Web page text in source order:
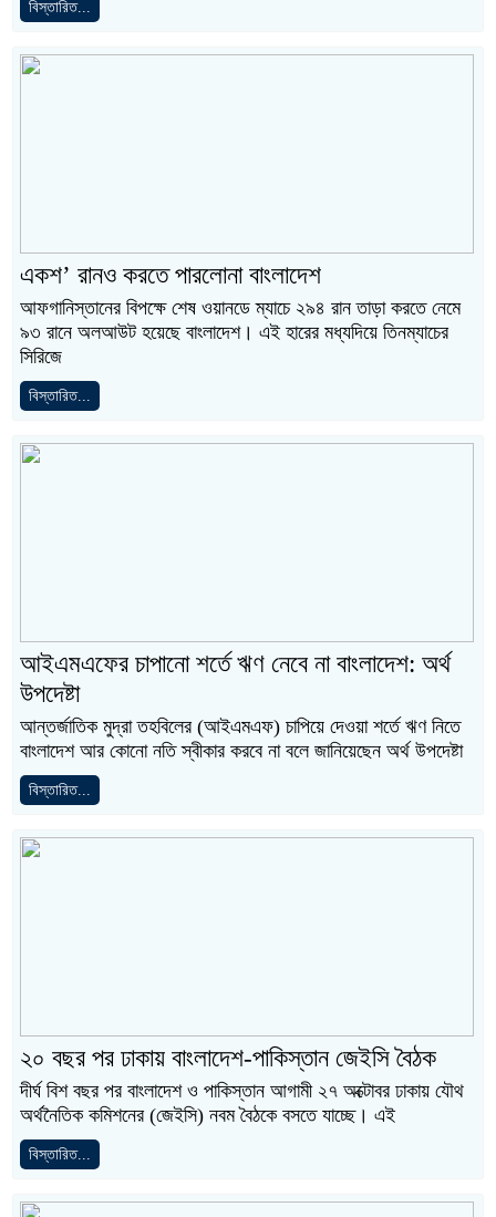
বিস্তারিত...
একশ’ রানও করতে পারলোনা বাংলাদেশ
আফগানিস্তানের বিপক্ষে শেষ ওয়ানডে ম্যাচে ২৯৪ রান তাড়া করতে নেমে
৯৩ রানে অলআউট হয়েছে বাংলাদেশ। এই হারের মধ্যদিয়ে তিনম্যাচের
সিরিজে
বিস্তারিত...
আইএমএফের চাপানো শর্তে ঋণ নেবে না বাংলাদেশ: অর্থ
উপদেষ্টা
আন্তর্জাতিক মুদ্রা তহবিলের (আইএমএফ) চাপিয়ে দেওয়া শর্তে ঋণ নিতে
বাংলাদেশ আর কোনো নতি স্বীকার করবে না বলে জানিয়েছেন অর্থ উপদেষ্টা
বিস্তারিত...
২০ বছর পর ঢাকায় বাংলাদেশ-পাকিস্তান জেইসি বৈঠক
দীর্ঘ বিশ বছর পর বাংলাদেশ ও পাকিস্তান আগামী ২৭ অক্টোবর ঢাকায় যৌথ
অর্থনৈতিক কমিশনের (জেইসি) নবম বৈঠকে বসতে যাচ্ছে। এই
বিস্তারিত...